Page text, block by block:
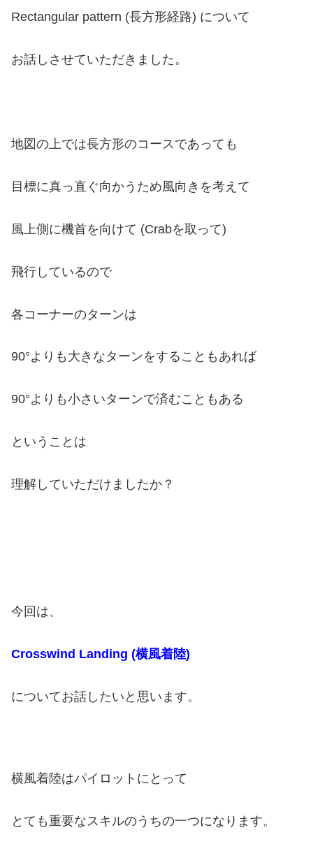
Rectangular pattern (長方形経路) について
お話しさせていただきました。
地図の上では長方形のコースであっても
目標に真っ直ぐ向かうため風向きを考えて
風上側に機首を向けて (Crabを取って)
飛行しているので
各コーナーのターンは
90°よりも大きなターンをすることもあれば
90°よりも小さいターンで済むこともある
ということは
理解していただけましたか？
今回は、
Crosswind Landing (横風着陸)
についてお話したいと思います。
横風着陸はパイロットにとって
とても重要なスキルのうちの一つになります。